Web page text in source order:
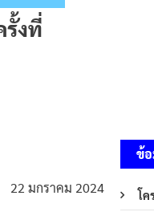
งที่
22 มกราคม 2024
ข้
โค